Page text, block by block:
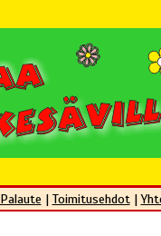
Palaute | Toimitusehdot|